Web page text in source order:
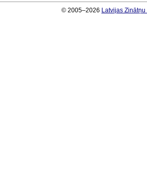
© 2005–2026 Latvijas